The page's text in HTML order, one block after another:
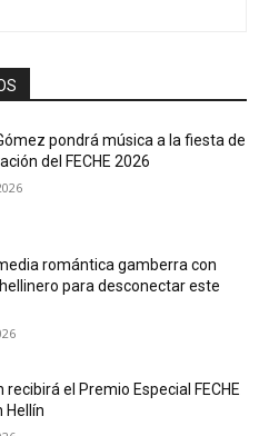
pondrá música a la fiesta de
del FECHE 2026
romántica gamberra con
para desconectar este
recibirá el Premio Especial FECHE
Hellín